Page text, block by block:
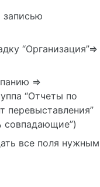
записью
“Организация”=>
=>
“Отчеты по
перевыставления”
совпадающие”)
все поля нужным